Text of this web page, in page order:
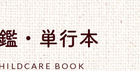
・単行本
BOOK